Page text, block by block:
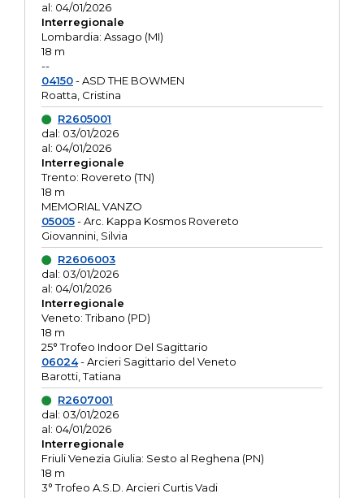
al: 04/01/2026
Interregionale
Lombardia: Assago (MI)
18 m
--
04150- ASD THE BOWMEN
Roatta, Cristina
R2605001
dal: 03/01/2026
al: 04/01/2026
Interregionale
Trento: Rovereto (TN)
18 m
MEMORIAL VANZO
05005- Arc. Kappa Kosmos Rovereto
Giovannini, Silvia
R2606003
dal: 03/01/2026
al: 04/01/2026
Interregionale
Veneto: Tribano (PD)
18 m
25° Trofeo Indoor Del Sagittario
06024- Arcieri Sagittario del Veneto
Barotti, Tatiana
R2607001
dal: 03/01/2026
al: 04/01/2026
Interregionale
Friuli Venezia Giulia: Sesto al Reghena (PN)
18 m
3° Trofeo A.S.D. Arcieri Curtis Vadi